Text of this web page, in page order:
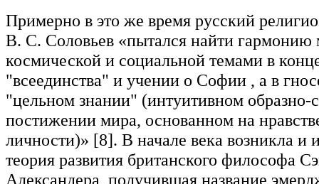
Примерно в это же время русский
В. С. Соловьев «пытался найти гармонию
космической и социальной темами в
"всеединства" и учении о Софии , а в
"цельном знании" (интуитивном образно-
постижении мира, основанном на
личности)» [8]. В начале века возникла и
теория развития британского философа
Александера, получившая название